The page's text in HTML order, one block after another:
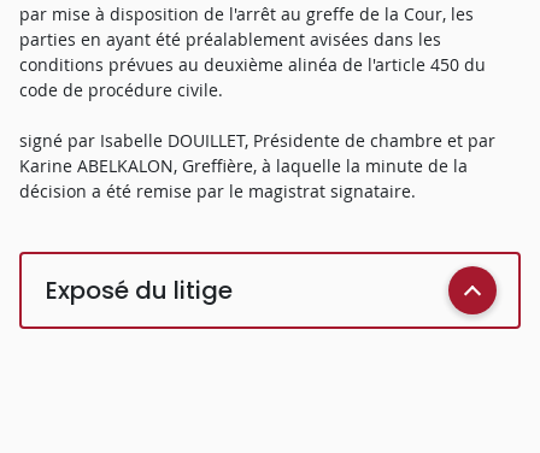
par mise à disposition de l'arrêt au greffe de la Cour, les
parties en ayant été préalablement avisées dans les
conditions prévues au deuxième alinéa de l'article 450 du
code de procédure civile.
signé par Isabelle DOUILLET, Présidente de chambre et par
Karine ABELKALON, Greffière, à laquelle la minute de la
décision a été remise par le magistrat signataire.
Exposé du litige